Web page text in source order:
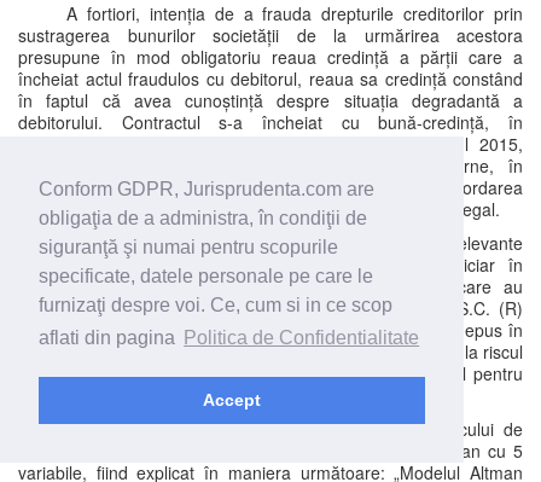
Conform GDPR, Jurisprudenta.com are
obligaţia de a administra, în condiţii de
siguranţă şi numai pentru scopurile
specificate, datele personale pe care le
furnizaţi despre voi. Ce, cum si in ce scop
aflati din pagina
Politica de Confidentialitate
Accept
A fortiori, intenția de a frauda drepturile creditorilor prin
sustragerea bunurilor societății de la urmărirea acestora
presupune în mod obligatoriu reaua credință a părții care a
încheiat actul fraudulos cu debitorul, reaua sa credință constând
în faptul că avea cunoștință despre situația degradantă a
debitorului. Contractul s-a încheiat cu bună-credință, în
considerarea relațiilor comerciale avantajoase din anul 2015,
având ca obiect un discount sub forma unor risturne, în
conformitate cu prevederile fiscale aplicabile, iar acordarea
acestui discount a fost înregistrată în contabilitate în mod legal.
În acest sens, apreciază esențialmente relevante
concluziile reținute chiar de către administratorul judiciar în
cuprinsul Raportului privind cauzele și împrejurările care au
determinat starea de insolvență a societății debitoare S.C. (R)
S.R.L. (pag. 53-55 dosarul de insolvență) și pe care l-a depus în
susținerea întâmpinării în fața instanței de fond, cu privire la riscul
de apariție a incapacității de plată a debitoarei în special pentru
Astfel, se menționează că pentru detectarea riscului de
apariție a incapacității de plată, s-a utilizat modelul Altman cu 5
variabile, fiind explicat în maniera următoare: „Modelul Altman